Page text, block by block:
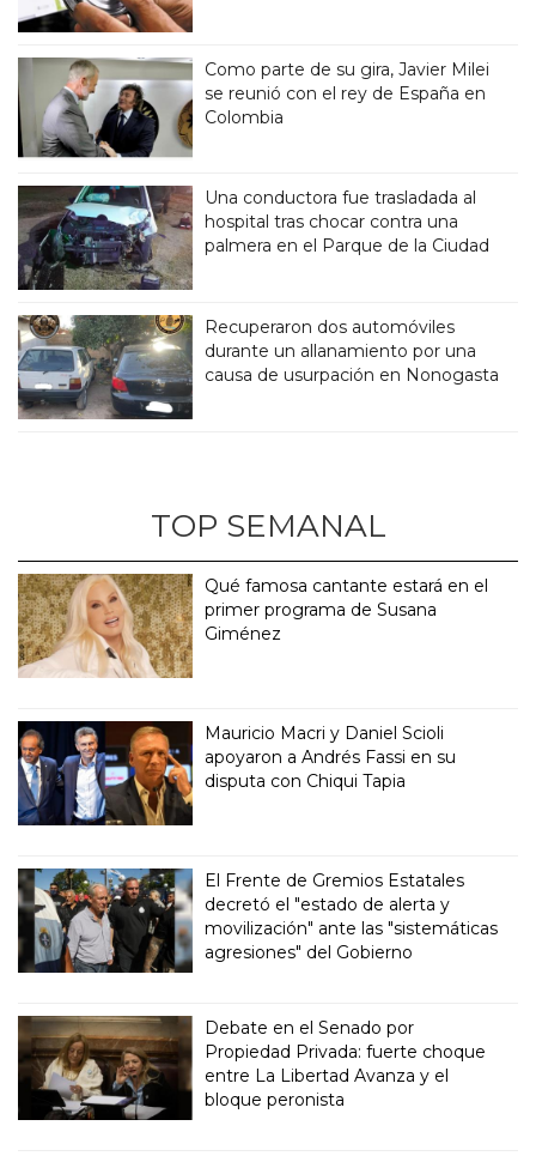
Como parte de su gira, Javier Milei
se reunió con el rey de España en
Colombia
Una conductora fue trasladada al
hospital tras chocar contra una
palmera en el Parque de la Ciudad
Recuperaron dos automóviles
durante un allanamiento por una
causa de usurpación en Nonogasta
TOP SEMANAL
Qué famosa cantante estará en el
primer programa de Susana
Giménez
Mauricio Macri y Daniel Scioli
apoyaron a Andrés Fassi en su
disputa con Chiqui Tapia
El Frente de Gremios Estatales
decretó el "estado de alerta y
movilización" ante las "sistemáticas
agresiones" del Gobierno
Debate en el Senado por
Propiedad Privada: fuerte choque
entre La Libertad Avanza y el
bloque peronista